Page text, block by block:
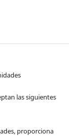
las siguientes
proporciona